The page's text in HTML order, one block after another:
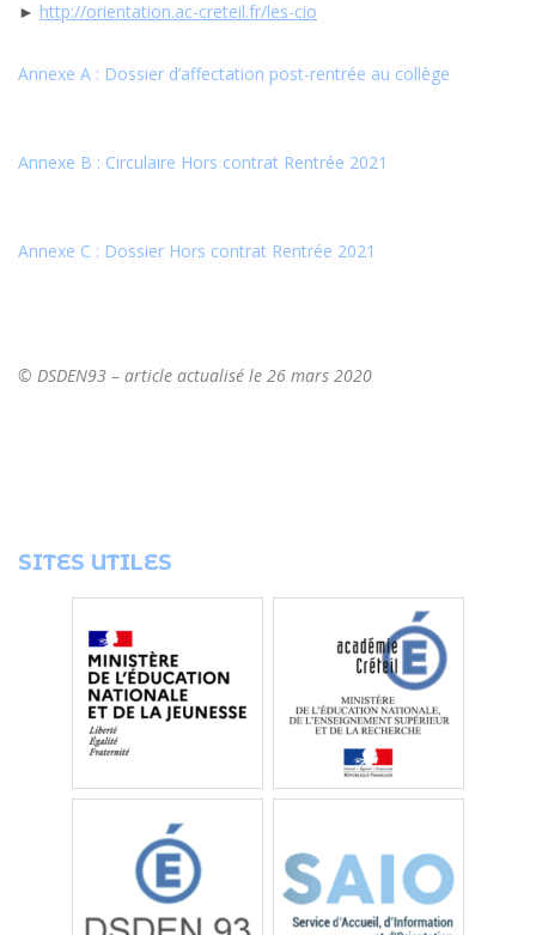
► http://orientation.ac-creteil.fr/les-cio
Annexe A : Dossier d’affectation post-rentrée au collège
Annexe B : Circulaire Hors contrat Rentrée 2021
Annexe C : Dossier Hors contrat Rentrée 2021
© DSDEN93 – article actualisé le 26 mars 2020
SITES UTILES